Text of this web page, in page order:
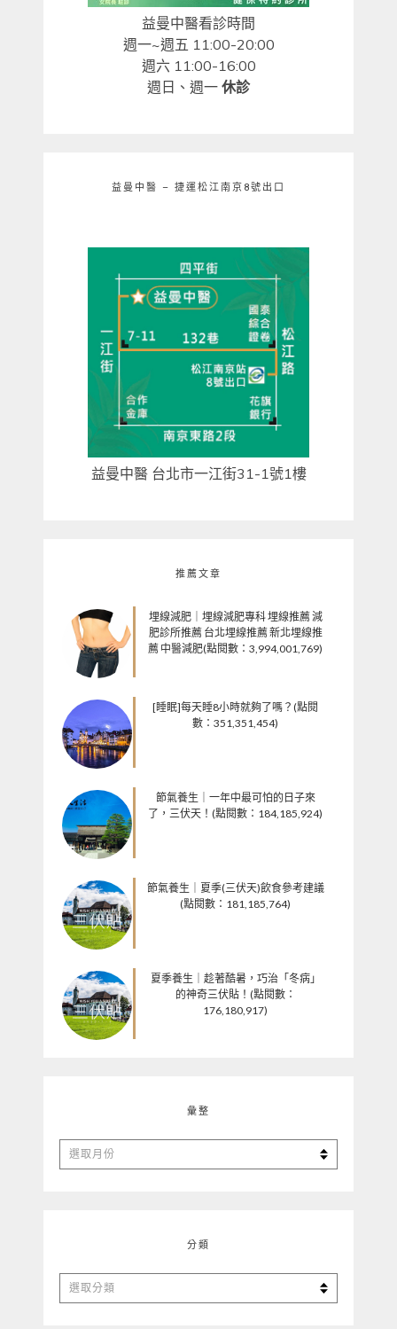
益曼中醫看診時間
週一~週五 11:00-20:00
週六 11:00-16:00
週日、週一 休診
益曼中醫 – 捷運松江南京8號出口
益曼中醫 台北市一江街31-1號1樓
推薦文章
埋線減肥｜埋線減肥專科 埋線推薦 減
肥診所推薦 台北埋線推薦 新北埋線推
薦 中醫減肥(點閱數：3,994,001,769)
[睡眠]每天睡8小時就夠了嗎？(點閱
數：351,351,454)
節氣養生｜一年中最可怕的日子來
了，三伏天！(點閱數：184,185,924)
節氣養生｜夏季(三伏天)飲食參考建議
(點閱數：181,185,764)
夏季養生｜趁著酷暑，巧治「冬病」
的神奇三伏貼！(點閱數：
176,180,917)
彙整
彙
整
分類
分
類